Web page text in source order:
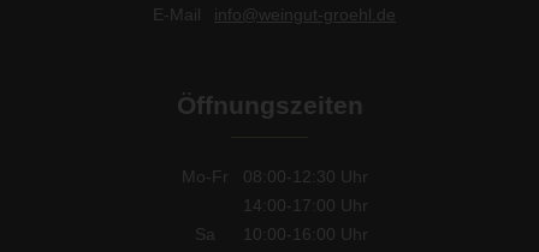
E-Mail
info@weingut-groehl.de
Öffnungszeiten
Mo-Fr 08:00-12:30 Uhr
14:00-17:00 Uhr
Sa
10:00-16:00 Uhr